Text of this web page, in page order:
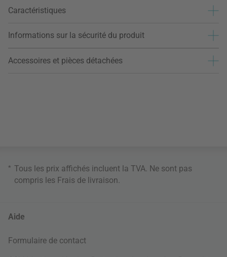
Caractéristiques
Informations sur la sécurité du produit
Accessoires et pièces détachées
* Tous les prix affichés incluent la TVA. Ne sont pas
compris les Frais de livraison
Aide
Formulaire de contact